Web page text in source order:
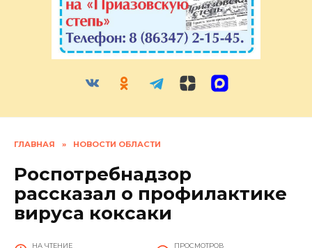
ГЛАВНАЯ » НОВОСТИ ОБЛАСТИ
Роспотребнадзор
рассказал о профилактике
вируса коксаки
НА ЧТЕНИЕ ПРОСМОТРОВ